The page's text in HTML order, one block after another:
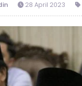
28 April 2023